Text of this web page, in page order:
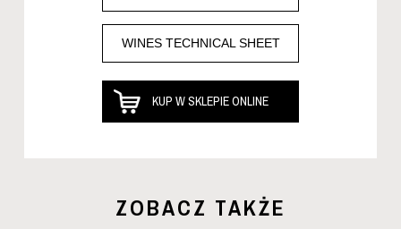
WINES TECHNICAL SHEET
KUP W SKLEPIE ONLINE
ZOBACZ TAKŻE